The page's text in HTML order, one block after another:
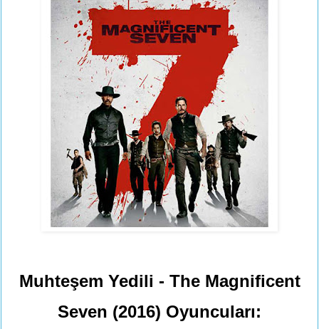
Muhteşem Yedili - The Magnificent
Seven (2016) Oyuncuları: